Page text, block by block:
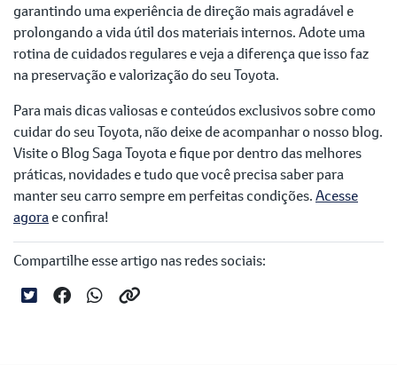
garantindo uma experiência de direção mais agradável e
prolongando a vida útil dos materiais internos. Adote uma
rotina de cuidados regulares e veja a diferença que isso faz
na preservação e valorização do seu Toyota.
Para mais dicas valiosas e conteúdos exclusivos sobre como
cuidar do seu Toyota, não deixe de acompanhar o nosso blog.
Visite o Blog Saga Toyota e fique por dentro das melhores
práticas, novidades e tudo que você precisa saber para
manter seu carro sempre em perfeitas condições.Acesse
agorae confira!
Compartilhe esse artigo nas redes sociais: